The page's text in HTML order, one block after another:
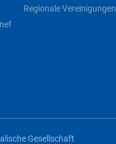
Regionale Vereinigungen
Gesellschaft